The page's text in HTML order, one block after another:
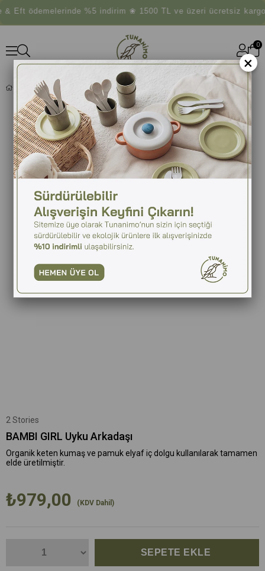
ödemelerinde %5 indirim ❀ 1500 TL ve üzeri ücretsiz
0
BAMBI GIRL UYKU ARKADAŞI
2 Stories
BAMBI GIRL Uyku Arkadaşı
Organik keten kumaş ve pamuk elyaf iç dolgu kullanılarak tamamen
elde üretilmiştir.
₺979,00 (KDV Dahil)
×